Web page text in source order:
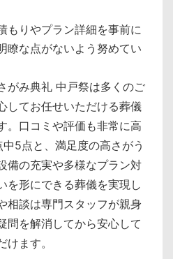
もりやプラン詳細を事前に
瞭な点がないよう努めてい
がみ典礼 中戸祭は多くのご
してお任せいただける葬儀
。口コミや評価も非常に高
5点と、満足度の高さがう
備の充実や多様なプラン対
を形にできる葬儀を実現し
相談は専門スタッフが親身
問を解消してから安心して
ます。